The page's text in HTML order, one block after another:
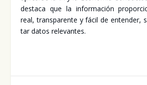
des­ta­ca que la infor­ma­ción
real, trans­pa­ren­te y fácil de enten­der,
tar datos rele­van­tes.